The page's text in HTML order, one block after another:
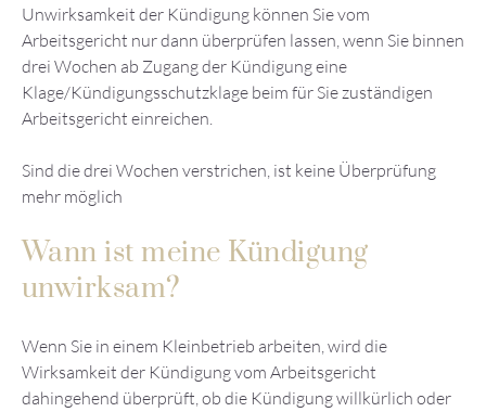
Unwirksamkeit der Kündigung können Sie vom
Arbeitsgericht nur dann überprüfen lassen, wenn Sie binnen
drei Wochen ab Zugang der Kündigung eine
Klage/Kündigungsschutzklage beim für Sie zuständigen
Arbeitsgericht einreichen.
Sind die drei Wochen verstrichen, ist keine Überprüfung
mehr möglich
Wann ist meine Kündigung
unwirksam?
Wenn Sie in einem Kleinbetrieb arbeiten, wird die
Wirksamkeit der Kündigung vom Arbeitsgericht
dahingehend überprüft, ob die Kündigung willkürlich oder